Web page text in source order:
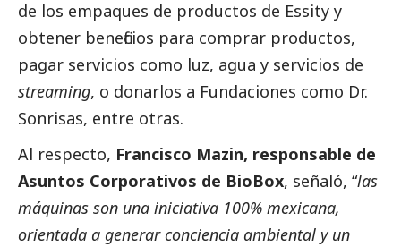
de los empaques de productos de Essity y
obtener beneficios para comprar productos,
pagar servicios como luz, agua y servicios de
streaming, o donarlos a Fundaciones como Dr.
Sonrisas, entre otras.
Al respecto, Francisco Mazin, responsable de
Asuntos Corporativos de BioBox, señaló, “las
máquinas son una iniciativa 100% mexicana,
orientada a generar conciencia ambiental y un